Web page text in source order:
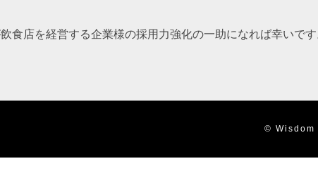
食店を経営する企業様の採用力強化の一助になれば幸いです
©